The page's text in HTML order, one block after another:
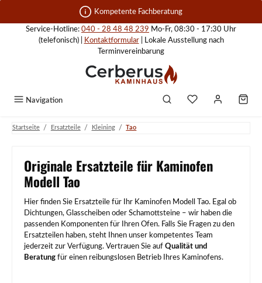
Zum Hauptinhalt springen Kompetente Fachberatung
Service-Hotline: 040 - 28 48 48 239 Mo-Fr, 08:30 - 17:30 Uhr
(telefonisch) |
Kontaktformular| Lokale Ausstellung nach
Terminvereinbarung
Navigation
Startseite / Ersatzteile / Kleining / Tao
Originale Ersatzteile für Kaminofen
Modell Tao
Hier finden Sie Ersatzteile für Ihr Kaminofen Modell Tao. Egal ob
Dichtungen, Glasscheiben oder Schamottsteine – wir haben die
passenden Komponenten für Ihren Ofen. Falls Sie Fragen zu den
Ersatzteilen haben, steht Ihnen unser kompetentes Team
jederzeit zur Verfügung. Vertrauen Sie auf Qualität und
Beratung für einen reibungslosen Betrieb Ihres Kaminofens.